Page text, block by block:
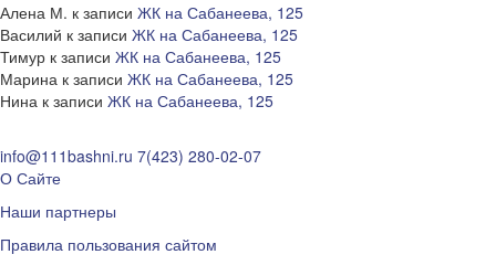
Алена М. к записи ЖК на Сабанеева, 125
Василий к записи ЖК на Сабанеева, 125
Тимур к записи ЖК на Сабанеева, 125
Марина к записи ЖК на Сабанеева, 125
Нина к записи ЖК на Сабанеева, 125
info@111bashni.ru 7(423) 280-02-07
О Сайте
Наши партнеры
Правила пользования сайтом